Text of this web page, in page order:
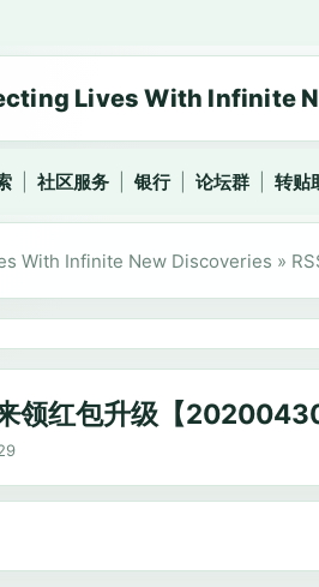
Lives With Infinite
社区服务 银行 论坛群 转贴
With Infinite New Discoveries »
领红包升级【20200430